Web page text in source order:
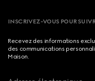
INSCRIVEZ-VOUS POUR
Recevez des informations
des communications
Maison.